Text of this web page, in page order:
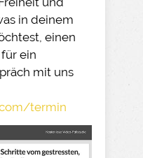
in deinem
einen
ein
mit uns
termin